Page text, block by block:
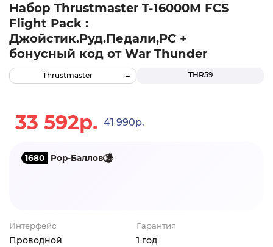
Набор Thrustmaster T-16000M FCS
Flight Pack :
Джойстик.Руд.Педали,PC +
бонусный код от War Thunder
THR59
Thrustmaster
33 592р. 41 990р.
1680 Pop-Баллов
Интерфейс
Проводной
Гарантия
1 год